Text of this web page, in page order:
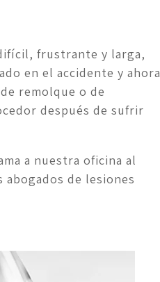
frustrante y larga,
en el accidente y ahora
remolque o de
después de sufrir
a nuestra oficina al
de lesiones